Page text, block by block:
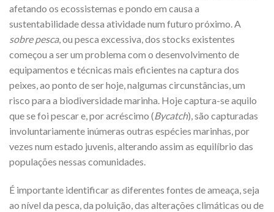
afetando os ecossistemas e pondo em causa a
sustentabilidade dessa atividade num futuro próximo. A
sobre pesca, ou pesca excessiva, dos stocks existentes
começou a ser um problema com o desenvolvimento de
equipamentos e técnicas mais eficientes na captura dos
peixes, ao ponto de ser hoje, nalgumas circunstâncias, um
risco para a biodiversidade marinha. Hoje captura-se aquilo
que se foi pescar e, por acréscimo (Bycatch), são capturadas
involuntariamente inúmeras outras espécies marinhas, por
vezes num estado juvenis, alterando assim as equilíbrio das
populações nessas comunidades.
É importante identificar as diferentes fontes de ameaça, seja
ao nível da pesca, da poluição, das alterações climáticas ou de